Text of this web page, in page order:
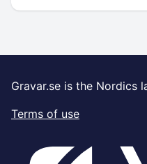
Gravar.se is the Nordics
Terms of use